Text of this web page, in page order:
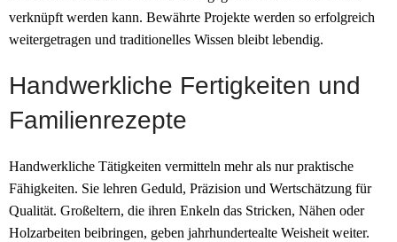
verknüpft werden kann. Bewährte Projekte werden so erfolgreich
weitergetragen und traditionelles Wissen bleibt lebendig.
Handwerkliche Fertigkeiten und
Familienrezepte
Handwerkliche Tätigkeiten vermitteln mehr als nur praktische
Fähigkeiten. Sie lehren Geduld, Präzision und Wertschätzung für
Qualität. Großeltern, die ihren Enkeln das Stricken, Nähen oder
Holzarbeiten beibringen, geben jahrhundertealte Weisheit weiter.